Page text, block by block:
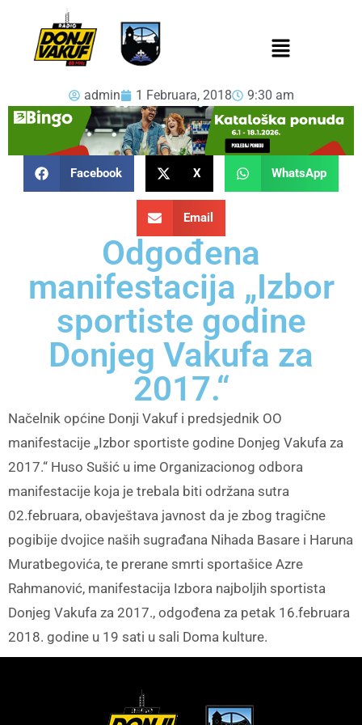
admin 1 Februara, 2018 9:30 am
Facebook X WhatsApp
Email
Odgođena
manifestacija „Izbor
sportiste godine
Donjeg Vakufa za
2017.“
Načelnik općine Donji Vakuf i predsjednik OO
manifestacije „Izbor sportiste godine Donjeg Vakufa za
2017.“ Huso Sušić u ime Organizacionog odbora
manifestacije koja je trebala biti održana sutra
02.februara, obavještava javnost da je zbog tragične
pogibije dvojice naših sugrađana Nihada Basare i Haruna
Muratbegovića, te prerane smrti sportašice Azre
Rahmanović, manifestacija Izbora najboljih sportista
Donjeg Vakufa za 2017., odgođena za petak 16.februara
2018. godine u 19 sati u sali Doma kulture.